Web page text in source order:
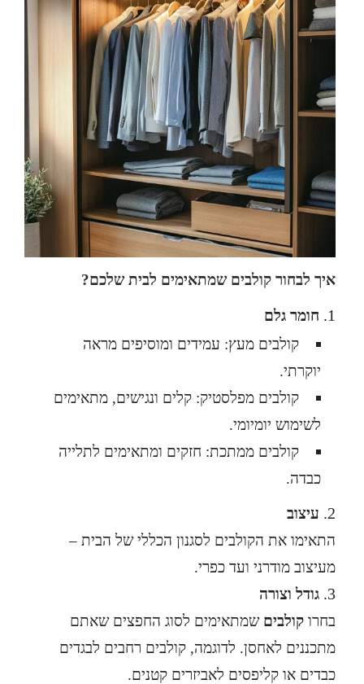
איך לבחור קולבים שמתאימים לבית שלכם?
חומר גלם
קולבים מעץ: עמידים ומוסיפים מראה
יוקרתי.
קולבים מפלסטיק: קלים ונגישים, מתאימים
לשימוש יומיומי.
קולבים ממתכת: חזקים ומתאימים לתלייה
כבדה.
עיצוב
התאימו את הקולבים לסגנון הכללי של הבית –
מעיצוב מודרני ועד כפרי.
גודל וצורה
בחרו קולבים שמתאימים לסוג החפצים שאתם
מתכננים לאחסן. לדוגמה, קולבים רחבים לבגדים
כבדים או קליפסים לאביזרים קטנים.